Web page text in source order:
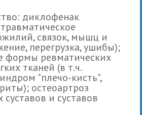
диклофенак
связок, мышц и
перегрузка, ушибы);
формы ревматических
тканей (в т.ч.
"плечо-кисть",
остеоартроз
и суставов